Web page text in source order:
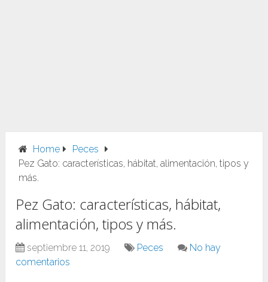
Home
Peces
Pez Gato: características, hábitat, alimentación, tipos y
más.
Pez Gato: características, hábitat,
alimentación, tipos y más.
septiembre 11, 2019 Peces
No hay
comentarios